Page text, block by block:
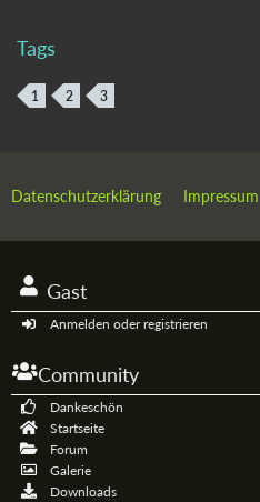
Tags
1 2 3
Datenschutzerklärung Impressum
Gast
Anmelden oder registrieren
Community
Dankeschön
Startseite
Forum
Galerie
Downloads